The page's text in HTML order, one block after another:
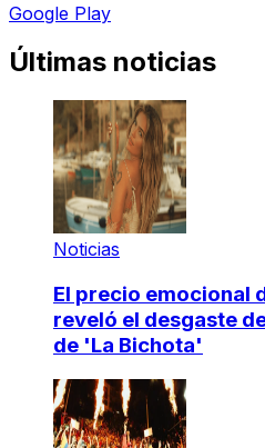
Google Play
Últimas noticias
Noticias
El precio emocional
reveló el desgaste
de 'La Bichota'